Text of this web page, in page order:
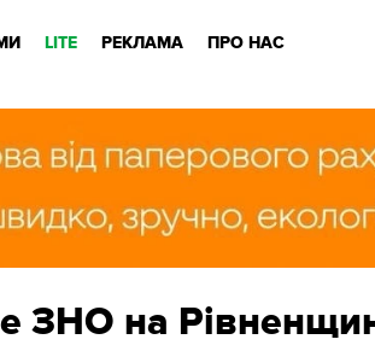
LITE РЕКЛАМА ПРО НАС
ЗНО на